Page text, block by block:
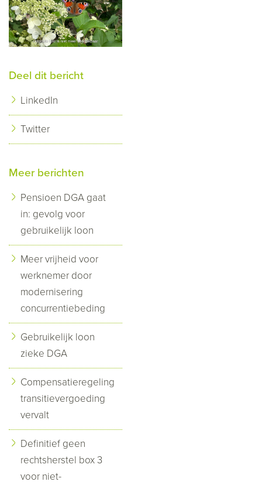
Deel dit bericht
LinkedIn
Twitter
Meer berichten
Pensioen DGA gaat
in: gevolg voor
gebruikelijk loon
Meer vrijheid voor
werknemer door
modernisering
concurrentiebeding
Gebruikelijk loon
zieke DGA
Compensatieregeling
transitievergoeding
vervalt
Definitief geen
rechtsherstel box 3
voor niet-